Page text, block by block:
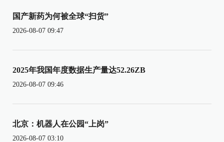
国产新药为何被全球“扫货”
2026-08-07 09:47
2025年我国年度数据生产量达52.26ZB
2026-08-07 09:46
北京：机器人在公园“上岗”
2026-08-07 03:10